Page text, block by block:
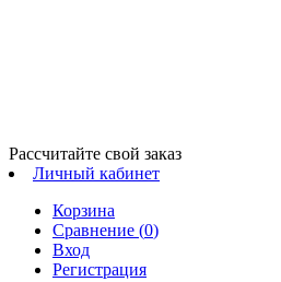
Рассчитайте свой заказ
Личный кабинет
Корзина
Сравнение (0)
Вход
Регистрация